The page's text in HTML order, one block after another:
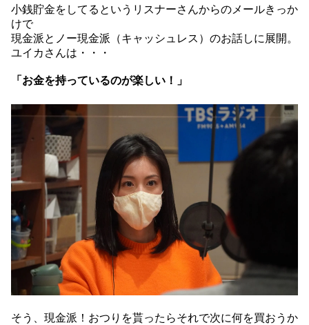
小銭貯金をしてるというリスナーさんからのメールきっか
けで
現金派とノー現金派（キャッシュレス）のお話しに展開。
ユイカさんは・・・
「お金を持っているのが楽しい！」
そう、現金派！おつりを貰ったらそれで次に何を買おうか